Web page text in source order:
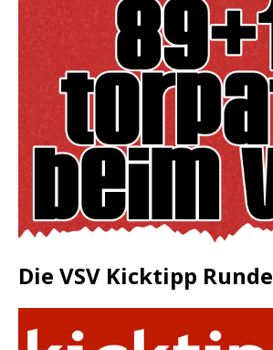
Die VSV Kicktipp Runde